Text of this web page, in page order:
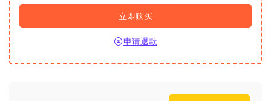
立即购买
申请退款